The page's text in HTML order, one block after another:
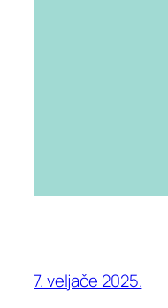
7. veljače 2025.